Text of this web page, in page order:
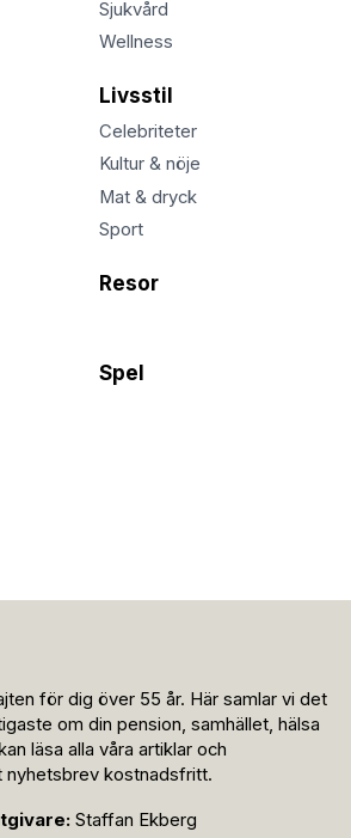
Sjukvård
Wellness
Livsstil
Celebriteter
Kultur & nöje
Mat & dryck
Sport
Resor
Spel
för dig över 55 år. Här samlar vi det
om din pension, samhället, hälsa
läsa alla våra artiklar och
nyhetsbrev kostnadsfritt.
Staffan Ekberg